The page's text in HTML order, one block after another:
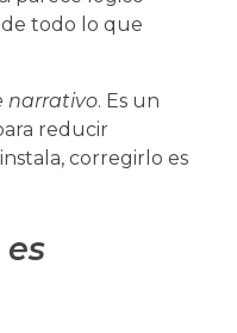
de todo lo que
narrativo. Es un
reducir
corregirlo es